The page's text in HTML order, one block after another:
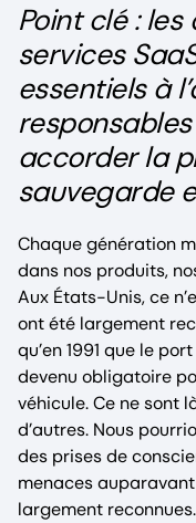
Point clé :
services
essentiels à
accorder la
sauvegarde
Chaque génération
dans nos produits,
Aux États-Unis, ce
ont été largement
qu’en 1991 que le
devenu obligatoire
véhicule. Ce ne sont
d’autres. Nous
des prises de
menaces
largement reconnues.